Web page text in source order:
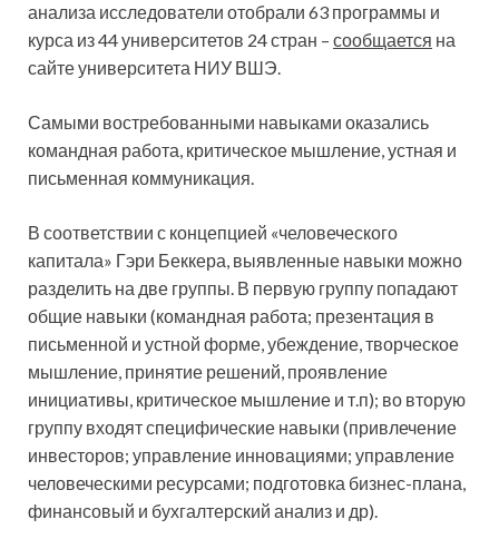
анализа исследователи отобрали 63 программы и
курса из 44 университетов 24 стран – сообщается на
сайте университета НИУ ВШЭ.
Самыми востребованными навыками оказались
командная работа, критическое мышление, устная и
письменная коммуникация.
В соответствии с концепцией «человеческого
капитала» Гэри Беккера, выявленные навыки можно
разделить на две группы. В первую группу попадают
общие навыки (командная работа; презентация в
письменной и устной форме, убеждение, творческое
мышление, принятие решений, проявление
инициативы, критическое мышление и т.п); во вторую
группу входят специфические навыки (привлечение
инвесторов; управление инновациями; управление
человеческими ресурсами; подготовка бизнес-плана,
финансовый и бухгалтерский анализ и др).